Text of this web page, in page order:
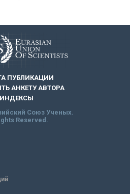
ПУБЛИКАЦИИ
АНКЕТУ АВТОРА
ИНДЕКСЫ
Союз Ученых.
Reserved.